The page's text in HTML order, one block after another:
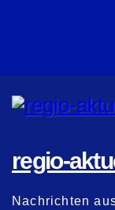
regio-
Nachrichten